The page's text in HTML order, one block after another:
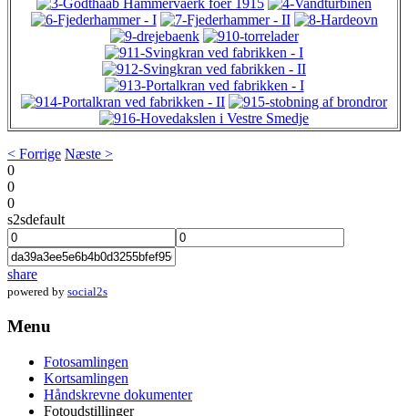
< Forrige Næste >
0
0
0
s2sdefault
share
powered by social2s
Menu
Fotosamlingen
Kortsamlingen
Håndskrevne dokumenter
Fotoudstillinger